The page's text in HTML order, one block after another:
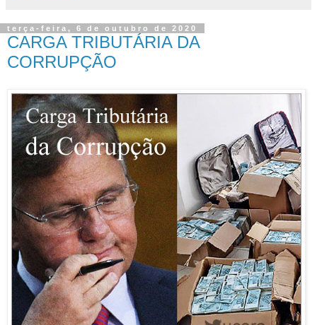
terça-feira, 6 de outubro de 2020
CARGA TRIBUTÁRIA DA
CORRUPÇÃO